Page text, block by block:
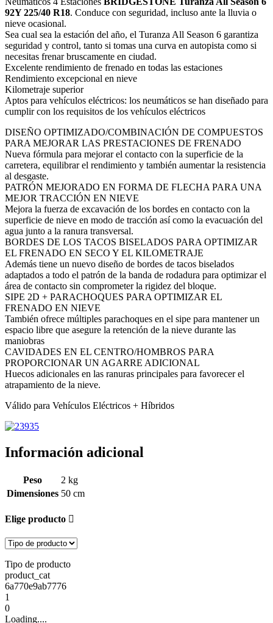
92Y 225/40 R18. Conduce con seguridad, incluso ante la lluvia o
nieve ocasional.
Sea cual sea la estación del año, el Turanza All Season 6 garantiza
seguridad y control, tanto si tomas una curva en autopista como si
necesitas frenar bruscamente en ciudad.
Excelente rendimiento de frenado en todas las estaciones
Rendimiento excepcional en nieve
Kilometraje superior
Aptos para vehículos eléctricos: los neumáticos se han diseñado para
cumplir con los requisitos de los vehículos eléctricos
DISEÑO OPTIMIZADO/COMBINACIÓN DE COMPUESTOS
PARA MEJORAR LAS PRESTACIONES DE FRENADO
Nueva fórmula para mejorar el contacto con la superficie de la
carretera, equilibrar el rendimiento y también aumentar la resistencia
al desgaste.
PATRÓN MEJORADO EN FORMA DE FLECHA PARA UNA
MEJOR TRACCIÓN EN NIEVE
Mejora la fuerza de excavación de los bordes en contacto con la
superficie de nieve en modo de tracción así como la evacuación del
agua junto a la ranura transversal.​
BORDES DE LOS TACOS BISELADOS PARA OPTIMIZAR
EL FRENADO EN SECO Y EL KILOMETRAJE
Además tiene un nuevo diseño de bordes de tacos biselados
adaptados a todo el patrón de la banda de rodadura para optimizar el
área de contacto sin comprometer la rigidez del bloque.
SIPE 2D + PARACHOQUES PARA OPTIMIZAR EL
FRENADO EN NIEVE
También ofrece múltiples parachoques en el sipe para mantener un
espacio libre que asegure la retención de la nieve durante las
maniobras
CAVIDADES EN EL CENTRO/HOMBROS PARA
PROPORCIONAR UN AGARRE ADICIONAL
Huecos adicionales en las ranuras principales para favorecer el
atrapamiento de la nieve.
Válido para Vehículos Eléctricos + Híbridos
Información adicional
Peso
2 kg
Dimensiones 50 cm
Elige producto
Tipo de producto
product_cat
6a770e9ab7776
1
0
Loading....